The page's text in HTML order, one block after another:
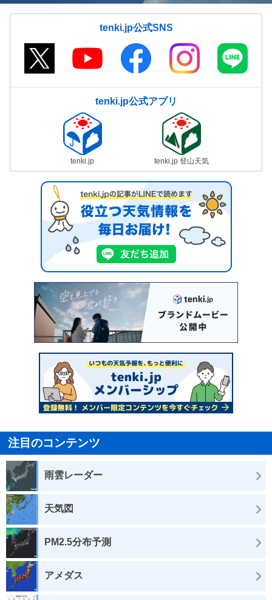
tenki.jp公式SNS
tenki.jp公式アプリ
tenki.jp tenki.jp 登山天気
注目のコンテンツ
雨雲レーダー
天気図
PM2.5分布予測
アメダス